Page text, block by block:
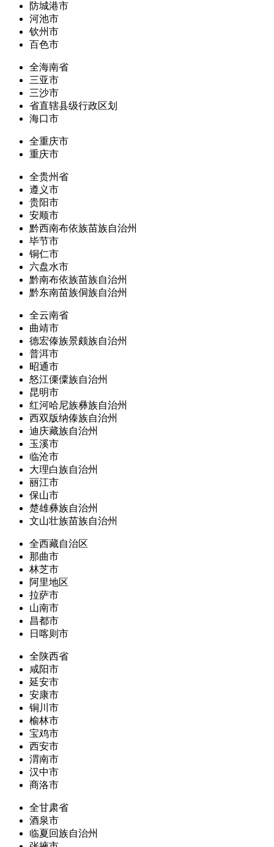
防城港市
河池市
钦州市
百色市
全海南省
三亚市
三沙市
省直辖县级行政区划
海口市
全重庆市
重庆市
全贵州省
遵义市
贵阳市
安顺市
黔西南布依族苗族自治州
毕节市
铜仁市
六盘水市
黔南布依族苗族自治州
黔东南苗族侗族自治州
全云南省
曲靖市
德宏傣族景颇族自治州
普洱市
昭通市
怒江傈僳族自治州
昆明市
红河哈尼族彝族自治州
西双版纳傣族自治州
迪庆藏族自治州
玉溪市
临沧市
大理白族自治州
丽江市
保山市
楚雄彝族自治州
文山壮族苗族自治州
全西藏自治区
那曲市
林芝市
阿里地区
拉萨市
山南市
昌都市
日喀则市
全陕西省
咸阳市
延安市
安康市
铜川市
榆林市
宝鸡市
西安市
渭南市
汉中市
商洛市
全甘肃省
酒泉市
临夏回族自治州